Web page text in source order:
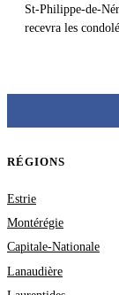
St-Philippe-de-
recevra les
RÉGIONS
Estrie
Montérégie
Capitale-Nationale
Lanaudière